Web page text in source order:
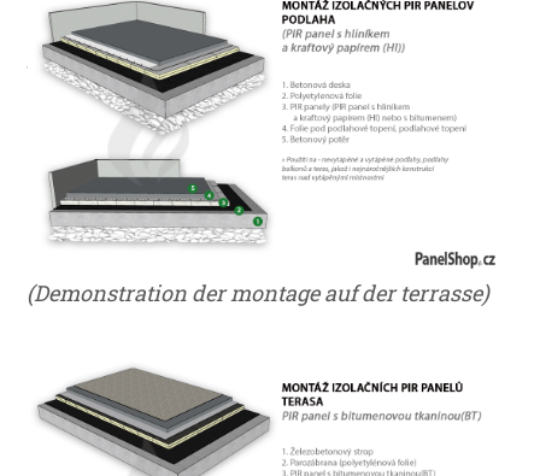
(Demonstration der montage auf der terrasse)